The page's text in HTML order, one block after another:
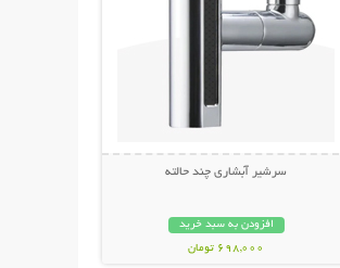
سرشیر آبشاری چند حالته
افزودن به سبد خرید
698,000 تومان